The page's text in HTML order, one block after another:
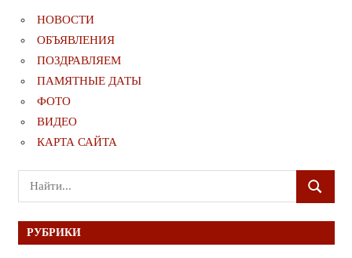
НОВОСТИ
ОБЪЯВЛЕНИЯ
ПОЗДРАВЛЯЕМ
ПАМЯТНЫЕ ДАТЫ
ФОТО
ВИДЕО
КАРТА САЙТА
Поиск
для:
ПОИСК
РУБРИКИ